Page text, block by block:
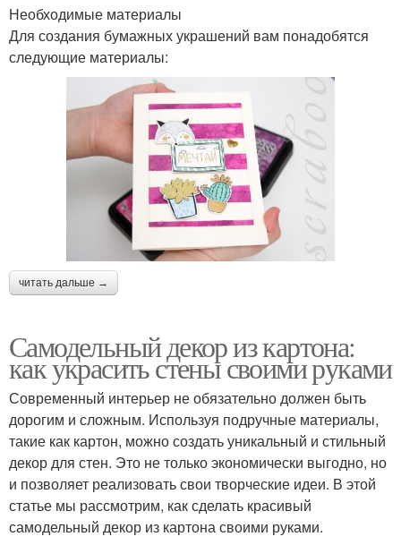
Необходимые материалы
Для создания бумажных украшений вам понадобятся
следующие материалы:
читать дальше →
Самодельный декор из картона:
как украсить стены своими руками
Современный интерьер не обязательно должен быть
дорогим и сложным. Используя подручные материалы,
такие как картон, можно создать уникальный и стильный
декор для стен. Это не только экономически выгодно, но
и позволяет реализовать свои творческие идеи. В этой
статье мы рассмотрим, как сделать красивый
самодельный декор из картона своими руками.